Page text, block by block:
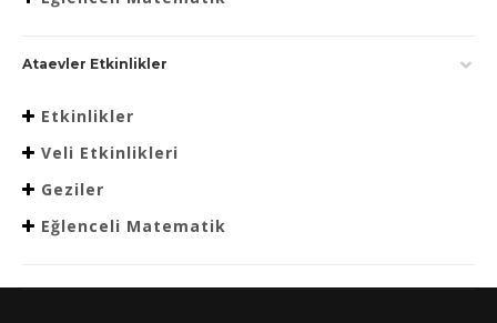
Ataevler Etkinlikler
Etkinlikler
Veli Etkinlikleri
Geziler
Eğlenceli Matematik